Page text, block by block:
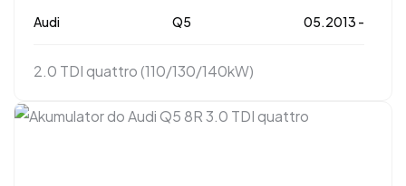
Audi Q5 05.2013 -
2.0 TDI quattro (110/130/140kW)